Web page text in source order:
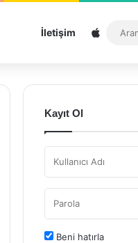
İletişim
Kayıt Ol
Beni hatırla